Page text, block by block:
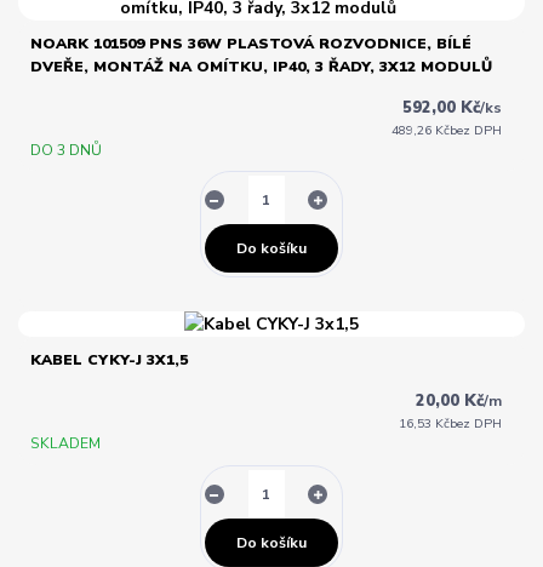
NOARK 101509 PNS 36W PLASTOVÁ ROZVODNICE, BÍLÉ
DVEŘE, MONTÁŽ NA OMÍTKU, IP40, 3 ŘADY, 3X12 MODULŮ
592,00 Kč/ks
489,26 Kčbez DPH
DO 3 DNŮ
Do košíku
KABEL CYKY-J 3X1,5
20,00 Kč/m
16,53 Kčbez DPH
SKLADEM
Do košíku